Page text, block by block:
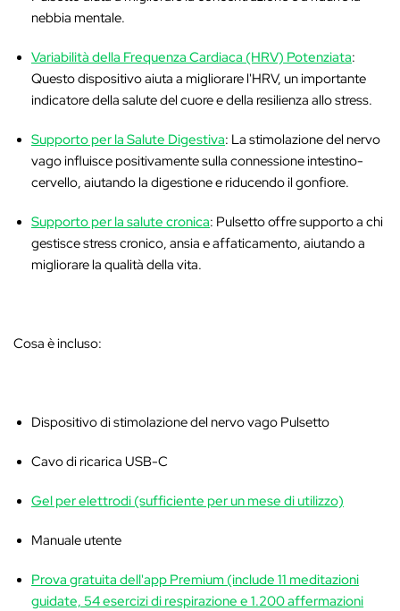
nebbia mentale.
Variabilità della Frequenza Cardiaca (HRV) Potenziata:
Questo dispositivo aiuta a migliorare l'HRV, un importante
indicatore della salute del cuore e della resilienza allo stress.
Supporto per la Salute Digestiva: La stimolazione del nervo
vago influisce positivamente sulla connessione intestino-
cervello, aiutando la digestione e riducendo il gonfiore.
Supporto per la salute cronica: Pulsetto offre supporto a chi
gestisce stress cronico, ansia e affaticamento, aiutando a
migliorare la qualità della vita.
Cosa è incluso:
Dispositivo di stimolazione del nervo vago Pulsetto
Cavo di ricarica USB-C
Gel per elettrodi (sufficiente per un mese di utilizzo)
Manuale utente
Prova gratuita dell'app Premium (include 11 meditazioni
guidate, 54 esercizi di respirazione e 1.200 affermazioni